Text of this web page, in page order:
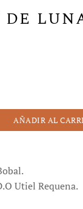
DE
AÑADIR AL
Utiel Requena.